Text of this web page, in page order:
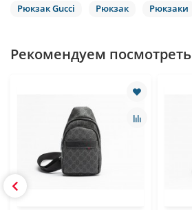
Рюкзак Gucci Рюкзак Рюкзаки
Рекомендуем посмотреть